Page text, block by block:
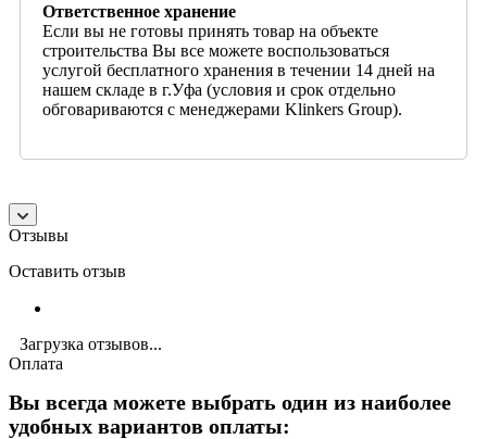
Ответственное хранение
Если вы не готовы принять товар на объекте
строительства Вы все можете воспользоваться
услугой бесплатного хранения в течении 14 дней на
нашем складе в г.Уфа (условия и срок отдельно
обговариваются с менеджерами Klinkers Group).
Отзывы
Оставить отзыв
Загрузка отзывов...
Оплата
Вы всегда можете выбрать один из наиболее
удобных вариантов оплаты: